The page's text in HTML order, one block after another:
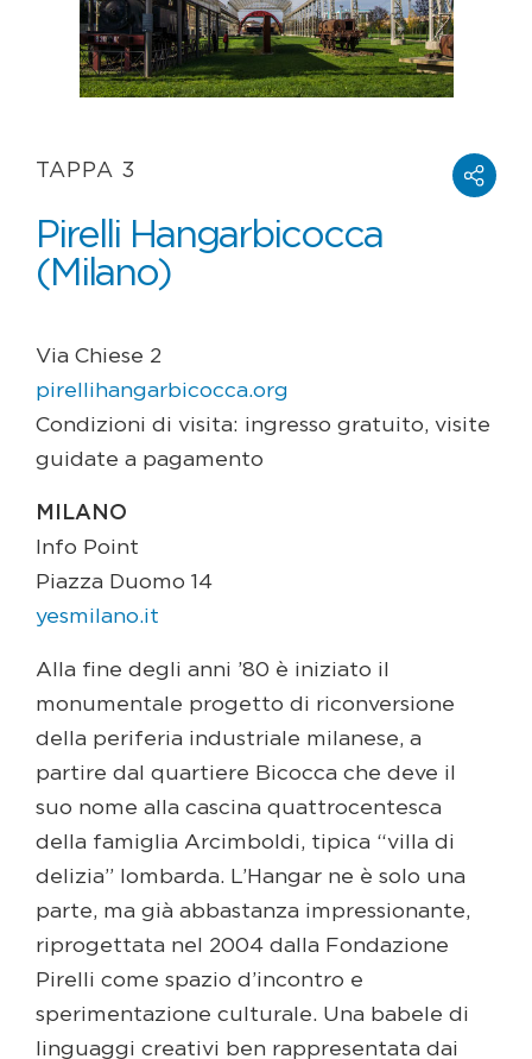
TAPPA 3
Pirelli Hangarbicocca
(Milano)
Via Chiese 2
pirellihangarbicocca.org
Condizioni di visita: ingresso gratuito, visite
guidate a pagamento
MILANO
Info Point
Piazza Duomo 14
yesmilano.it
Alla fine degli anni ’80 è iniziato il
monumentale progetto di riconversione
della periferia industriale milanese, a
partire dal quartiere Bicocca che deve il
suo nome alla cascina quattrocentesca
della famiglia Arcimboldi, tipica “villa di
delizia” lombarda. L’Hangar ne è solo una
parte, ma già abbastanza impressionante,
riprogettata nel 2004 dalla Fondazione
Pirelli come spazio d’incontro e
sperimentazione culturale. Una babele di
linguaggi creativi ben rappresentata dai